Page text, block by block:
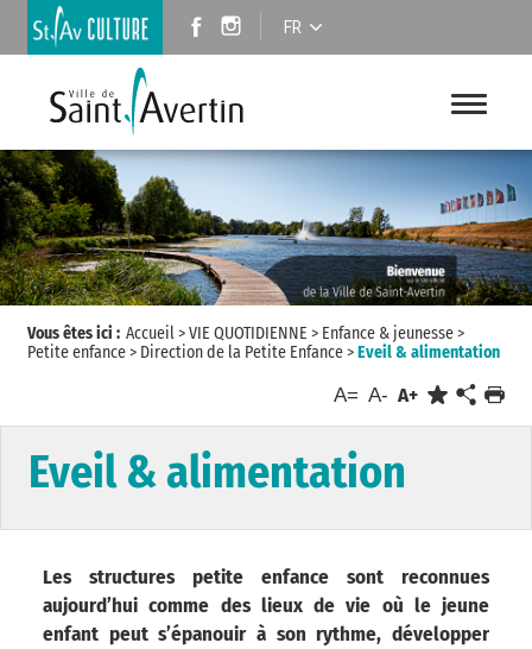
FR
Vous êtes ici : Accueil>VIE QUOTIDIENNE > Enfance & jeunesse>
Petite enfance> Direction de la Petite Enfance>Eveil & alimentation
A= A- A+
Eveil & alimentation
Les structures petite enfance sont reconnues
aujourd’hui comme des lieux de vie où le jeune
enfant peut s’épanouir à son rythme, développer